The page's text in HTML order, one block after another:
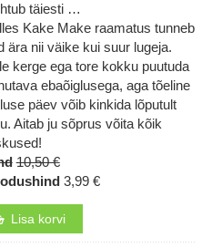
täiesti …
Kake Make raamatus tunneb
ära nii väike kui suur lugeja.
kerge ega tore kokku puutuda
ebaõiglusega, aga tõeline
päev võib kinkida lõputult
Aitab ju sõprus võita kõik
10,50 €
3,99 €
Lisa korvi